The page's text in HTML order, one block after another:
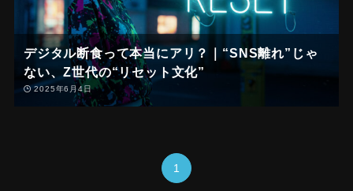
デジタル断食って本当にアリ？｜“SNS離れ”じゃ
ない、Z世代の“リセット文化”
2025年6月4日
1